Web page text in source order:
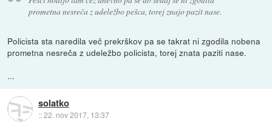
prometna nesreča z udeležbo pešca, torej znajo pazit nase.
Policista sta naredila več prekrškov pa se takrat ni zgodila nobena
prometna nesreča z udeležbo policista, torej znata paziti nase.
...
solatko
::22. nov 2017, 13:37